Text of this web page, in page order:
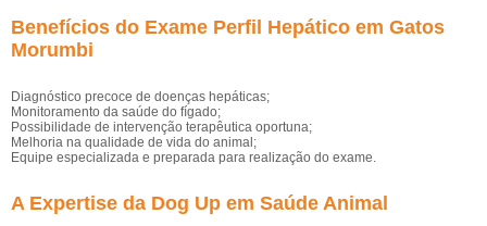
Benefícios do Exame Perfil Hepático em Gatos
Morumbi
Diagnóstico precoce de doenças hepáticas;
Monitoramento da saúde do fígado;
Possibilidade de intervenção terapêutica oportuna;
Melhoria na qualidade de vida do animal;
Equipe especializada e preparada para realização do exame.
A Expertise da Dog Up em Saúde Animal